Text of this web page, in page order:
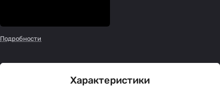
Подробности
Характеристики